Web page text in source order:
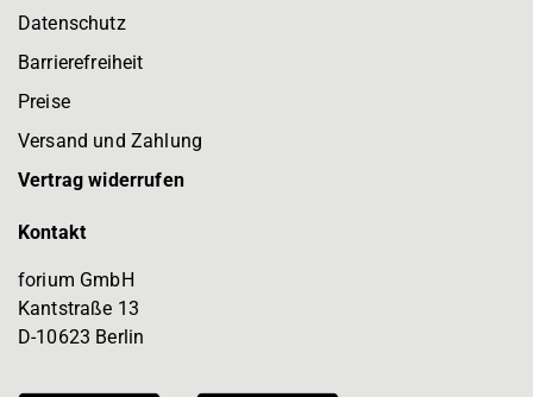
Datenschutz
Barrierefreiheit
Preise
Versand und Zahlung
Vertrag widerrufen
Kontakt
forium GmbH
Kantstraße 13
D-10623 Berlin